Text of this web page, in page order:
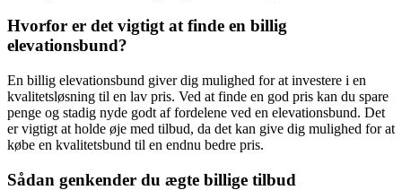
Hvorfor er det vigtigt at finde en billig
elevationsbund?
En billig elevationsbund giver dig mulighed for at investere i en
kvalitetsløsning til en lav pris. Ved at finde en god pris kan du spare
penge og stadig nyde godt af fordelene ved en elevationsbund. Det
er vigtigt at holde øje med tilbud, da det kan give dig mulighed for at
købe en kvalitetsbund til en endnu bedre pris.
Sådan genkender du ægte billige tilbud